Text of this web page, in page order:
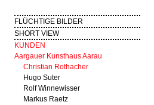
FLÜCHTIGE BILDER
SHORT VIEW
KUNDEN
Aargauer Kunsthaus Aarau
Christian Rothacher
Hugo Suter
Rolf Winnewisser
Markus Raetz